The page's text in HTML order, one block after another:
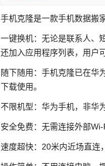
手机克隆是一款手机数据搬
一键换机：无论是联系人、
还加入应用程序列表，用户
随下随用：手机克隆已在华
下载使用。
不限机型：华为手机，非华
安全免费：无需连接外部
速度超快：20米内近场直连